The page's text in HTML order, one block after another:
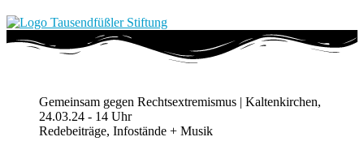
Gemeinsam gegen Rechtsextremismus | Kaltenkirchen,
24.03.24 - 14 Uhr
Redebeiträge, Infostände + Musik